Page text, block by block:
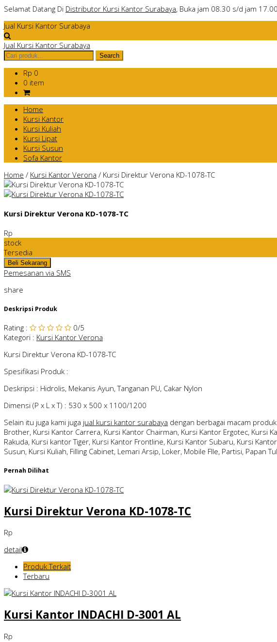
Selamat Datang Di Distributor Kursi Kantor Surabaya, Buka jam 08.30 s/d jam
Jual Kursi Kantor Surabaya
Jual Kursi Kantor Surabaya
Rp 0
0 item
Home
Kursi Kantor
Kursi Kuliah
Kursi Lipat
Kursi Susun
Sofa Kantor
Home / Kursi Kantor Verona / Kursi Direktur Verona KD-1078-TC
Kursi Direktur Verona KD-1078-TC
Rp
stock
Tersedia
Pemesanan via SMS
share
Deskripsi Produk
Rating : 0/5
Kategori : Kursi Kantor Verona
Kursi Direktur Verona KD-1078-TC
Spesifikasi Produk :
Deskripsi : Hidrolis, Mekanis Ayun, Tanganan PU, Cakar Nylon
Dimensi (P x L x T) : 530 x 500 x 1100/1200
Selain itu juga kami juga jual kursi kantor surabaya dengan berbagai macam
Brother, Kursi Kantor Carrera, Kursi Kantor Chairman, Kursi Kantor Ergotec, Kursi
Rakuda, Kursi kantor Tiger, Kursi Kantor Frontline, Kursi Kantor Subaru, Kursi
Susun, Kursi Kuliah, Filling Cabinet, Lemari Arsip, Loker, Mobile FIle, Partisi, Papan
Pernah Dilihat
Kursi Direktur Verona KD-1078-TC
Rp
detail
Produk Terkait
Terbaru
Kursi Kantor INDACHI D-3001 AL
Rp